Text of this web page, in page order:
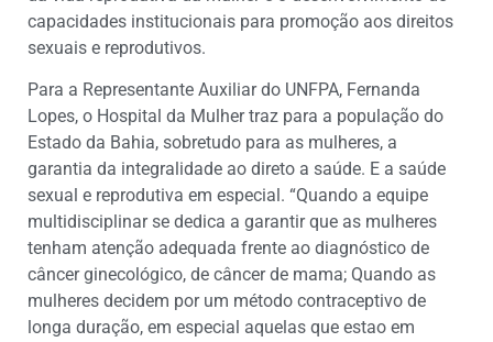
capacidades institucionais para promoção aos direitos
sexuais e reprodutivos.
Para a Representante Auxiliar do UNFPA, Fernanda
Lopes, o Hospital da Mulher traz para a população do
Estado da Bahia, sobretudo para as mulheres, a
garantia da integralidade ao direto a saúde. E a saúde
sexual e reprodutiva em especial. “Quando a equipe
multidisciplinar se dedica a garantir que as mulheres
tenham atenção adequada frente ao diagnóstico de
câncer ginecológico, de câncer de mama; Quando as
mulheres decidem por um método contraceptivo de
longa duração, em especial aquelas que estao em